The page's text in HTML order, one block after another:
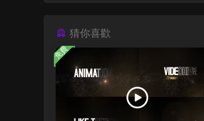
猜你喜歡
免費